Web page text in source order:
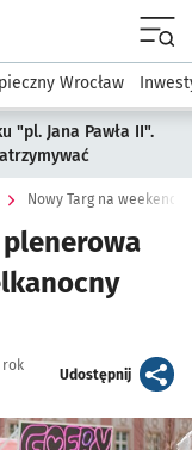
Dla mieszkańca
Wrocław
"pl. Jana Pawła II".
Nowy Targ na weekend
plenerowa
rok
Udostępnijartykuł